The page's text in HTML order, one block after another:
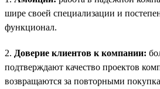
шире своей специализации и
функционал.
2. Доверие клиентов к компании:
подтверждают качество проектов
возвращаются за повторными